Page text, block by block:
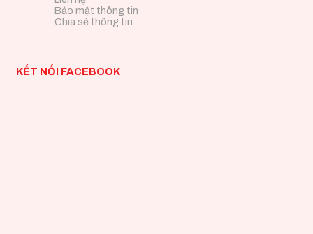
Bảo mật thông tin
Chia sẻ thông tin
KẾT NỐI FACEBOOK